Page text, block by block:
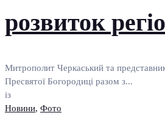
розвиток
Митрополит Черкаський та
Пресвятої Богородиці разом з...
із
Новини, Фото